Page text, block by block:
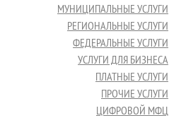
МУНИЦИПАЛЬНЫЕ УСЛУГИ
РЕГИОНАЛЬНЫЕ УСЛУГИ
ФЕДЕРАЛЬНЫЕ УСЛУГИ
УСЛУГИ ДЛЯ БИЗНЕСА
ПЛАТНЫЕ УСЛУГИ
ПРОЧИЕ УСЛУГИ
ЦИФРОВОЙ МФЦ